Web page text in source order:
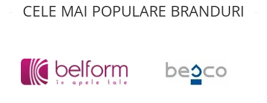
Accesorii baie
Accesorii toaleta
Cuiere si suporturi prosoape
retur în 14 zile. Întrebări despre montaj? Sună la 0771 137 404.
CELE MAI POPULARE BRANDURI